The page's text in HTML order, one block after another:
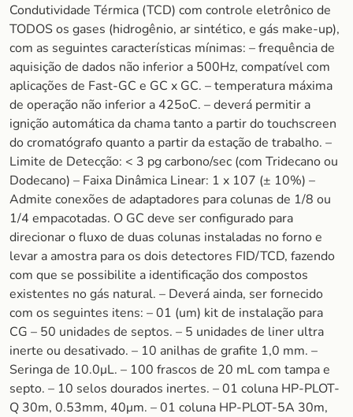
Condutividade Térmica (TCD) com controle eletrônico de
TODOS os gases (hidrogênio, ar sintético, e gás make-up),
com as seguintes características mínimas: – frequência de
aquisição de dados não inferior a 500Hz, compatível com
aplicações de Fast-GC e GC x GC. – temperatura máxima
de operação não inferior a 425oC. – deverá permitir a
ignição automática da chama tanto a partir do touchscreen
do cromatógrafo quanto a partir da estação de trabalho. –
Limite de Detecção: < 3 pg carbono/sec (com Tridecano ou
Dodecano) – Faixa Dinâmica Linear: 1 x 107 (± 10%) –
Admite conexões de adaptadores para colunas de 1/8 ou
1/4 empacotadas. O GC deve ser configurado para
direcionar o fluxo de duas colunas instaladas no forno e
levar a amostra para os dois detectores FID/TCD, fazendo
com que se possibilite a identificação dos compostos
existentes no gás natural. – Deverá ainda, ser fornecido
com os seguintes itens: – 01 (um) kit de instalação para
CG – 50 unidades de septos. – 5 unidades de liner ultra
inerte ou desativado. – 10 anilhas de grafite 1,0 mm. –
Seringa de 10.0μL. – 100 frascos de 20 mL com tampa e
septo. – 10 selos dourados inertes. – 01 coluna HP-PLOT-
Q 30m, 0.53mm, 40μm. – 01 coluna HP-PLOT-5A 30m,